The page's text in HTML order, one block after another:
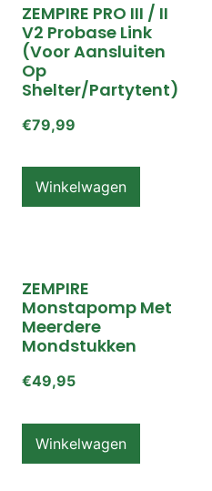
ZEMPIRE PRO III / II
V2 Probase Link
(voor Aansluiten
Op
Shelter/partytent)
€79,99
Winkelwagen
ZEMPIRE
Monstapomp Met
Meerdere
Mondstukken
€49,95
Winkelwagen